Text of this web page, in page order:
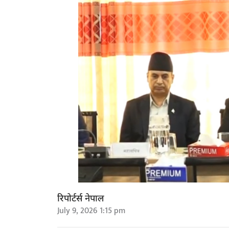
रिपोर्टर्स नेपाल
July 9, 2026 1:15 pm